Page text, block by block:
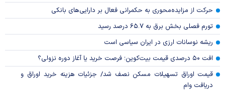
حرکت از مزایده‌محوری به حکمرانی فعال بر دارایی‌های بانکی
تورم فصلی بخش برق به ۶۵.۷ درصد رسید
ریشه نوسانات ارزی در ایران سیاسی است
افت ۵۰ درصدی قیمت بیت‌کوین؛ فرصت خرید یا آغاز دوره نزولی؟
قیمت اوراق تسهیلات مسکن نصف شد/ جزئیات هزینه خرید اوراق و
دریافت وام